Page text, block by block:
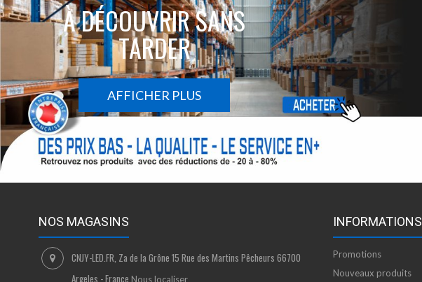
À DÉCOUVRIR SANS
TARDER
AFFICHER PLUS
NOS MAGASINS
CNJY-LED.FR, Za de la Grône 15 Rue des Martins Pêcheurs 66700
Argeles - France Nous localiser
INFORMATIONS
Promotions
Nouveaux produits